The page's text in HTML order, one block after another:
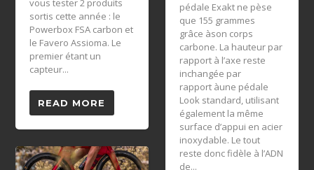
vous tester 2 produits
sortis cette année : le
Powerbox FSA carbon et
le Favero Assioma. Le
premier étant un
capteur...
READ MORE
pédale Exakt ne pèse
que 155 grammes
grâce àson corps
carbone. La hauteur par
rapport à l’axe reste
inchangée par
rapport àune pédale
Look standard, utilisant
également la même
surface d’appui en acier
inoxydable. Le tout
reste donc fidèle à l’ADN
de...